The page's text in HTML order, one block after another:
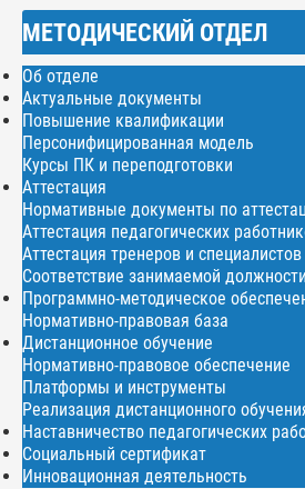
МЕТОДИЧЕСКИЙ ОТДЕЛ
Об отделе
Актуальные документы
Повышение квалификации
Персонифицированная модель
Курсы ПК и переподготовки
Аттестация
Нормативные документы по
Аттестация педагогических
Аттестация тренеров и специалистов
Соответствие занимаемой должности
Программно-методическое
Нормативно-правовая база
Дистанционное обучение
Нормативно-правовое обеспечение
Платформы и инструменты
Реализация дистанционного
Наставничество педагогических
Социальный сертификат
Инновационная деятельность